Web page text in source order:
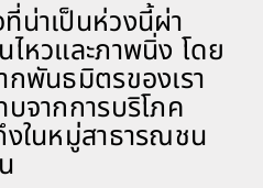
ที่น่าเป็นห่วงนี้ผ่า
หวและภาพนิ่ง โดย
พันธมิตรของเรา
จากการบริโภค
ในหมู่สาธารณชน